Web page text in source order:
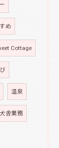
め
Cottage
温泉
犬舎業務